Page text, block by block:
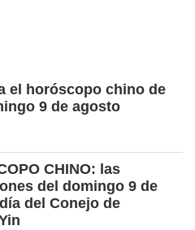
el horóscopo chino de
9 de agosto
CHINO: las
del domingo 9 de
del Conejo de